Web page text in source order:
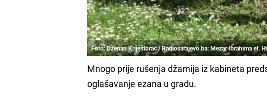
Foto: Dženan Kriještorac / Radiosarajevo.ba: Mezar Ibrahima ef.
Mnogo prije rušenja džamija iz kabineta
oglašavanje ezana u gradu.